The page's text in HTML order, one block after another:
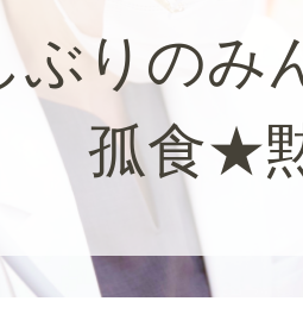
ぶりのみ
孤食★